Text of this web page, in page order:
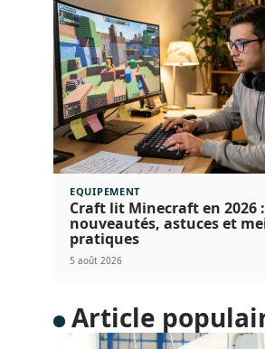
EQUIPEMENT
Craft lit Minecraft en 2026 :
nouveautés, astuces et
pratiques
5 août 2026
Article